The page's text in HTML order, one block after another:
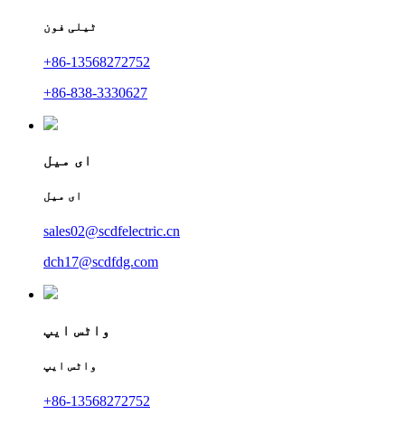
ٹیلی فون
+86-13568272752
+86-838-3330627
ای میل
ای میل
sales02@scdfelectric.cn
dch17@scdfdg.com
واٹس ایپ
واٹس ایپ
+86-13568272752